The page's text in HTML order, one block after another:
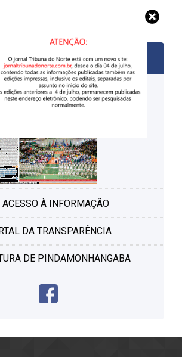
anteriores
ACESSO À INFORMAÇÃO
DA TRANSPARÊNCIA
DE PINDAMONHANGABA